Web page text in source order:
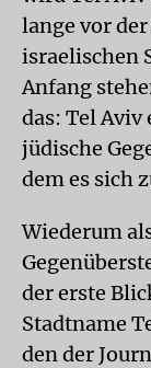
lange vor
israelischen
Anfang
das: Tel
jüdische
dem es sich
Wiederum
der erste
Stadtname
den der